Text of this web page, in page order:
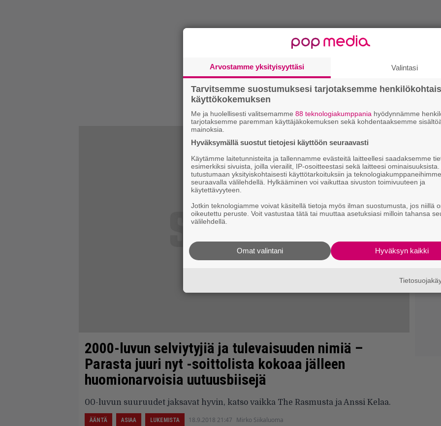
2000-luvun selviytyjiä ja tulevaisuuden nimiä –
Parasta juuri nyt -soittolista kokoaa jälleen
huomionarvoisia uutuusbiisejä
00-luvun suuruudet jaksavat hyvin, katso vaikka The Rasmusta ja Anssi Kelaa.
ÄÄNTÄ ASIAA LUKEMISTA 18.9.2018 21:47 Mirko Siikaluoma
Arvostamme yksityisyyttäsi Valintasi
Tarvitsemme suostumuksesi tarjotaksemme
käyttökokemuksen
Me ja huolellisesti valitsemamme 88 teknologiakumppania hyödynnämme
tarjotaksemme paremman käyttäjäkokemuksen sekä kohdentaaksemme
mainoksia.
Hyväksymällä suostut tietojesi käyttöön seuraavasti
Käytämme laitetunnisteita ja tallennamme evästeitä laitteellesi saadaksemme
esimerkiksi sivuista, joilla vierailit, IP-osoitteestasi sekä laitteesi
tutustumaan yksityiskohtaisesti käyttötarkoituksiin ja teknologiakumppaneihimme
seuraavalla välilehdellä. Hylkääminen voi vaikuttaa sivuston toimivuuteen ja
käytettävyyteen.
Jotkin teknologiamme voivat käsitellä tietoja myös ilman suostumusta, jos niillä
oikeutettu peruste. Voit vastustaa tätä tai muuttaa asetuksiasi milloin tahansa
välilehdellä.
Hyväksyn kaikki
Omat valintani